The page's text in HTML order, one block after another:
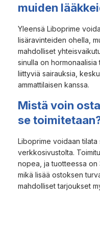
muiden
Yleensä Liboprime
lisäravinteiden ohella,
mahdolliset
sinulla on
liittyviä sairauksia,
ammattilaisen kanssa.
Mistä voin
se
Liboprime voidaan tilata
verkkosivustolta.
nopea, ja tuotteessa on
mikä lisää ostoksen
mahdolliset tarjoukset